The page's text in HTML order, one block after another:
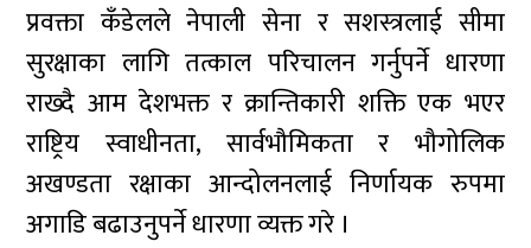
प्रवक्ता कँडेलले नेपाली सेना र सशस्त्रलाई सीमा
सुरक्षाका लागि तत्काल परिचालन गर्नुपर्ने धारणा
राख्दै आम देशभक्त र क्रान्तिकारी शक्ति एक भएर
राष्ट्रिय स्वाधीनता, सार्वभौमिकता र भौगोलिक
अखण्डता रक्षाका आन्दोलनलाई निर्णायक रुपमा
अगाडि बढाउनुपर्ने धारणा व्यक्त गरे ।